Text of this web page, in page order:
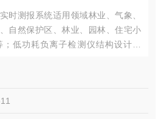
时测报系统适用领域林业、气象、
自然保护区、林业、园林、住宅小
低功耗负离子检测仪结构设计合
，可配接多种空气模块。